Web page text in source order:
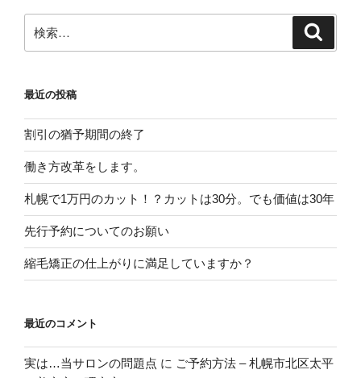
索:
最近の投稿
割引の猶予期間の終了
働き方改革をします。
札幌で1万円のカット！？カットは30分。でも価値は30年
先行予約についてのお願い
縮毛矯正の仕上がりに満足していますか？
最近のコメント
実は…当サロンの問題点 に ご予約方法 – 札幌市北区太平